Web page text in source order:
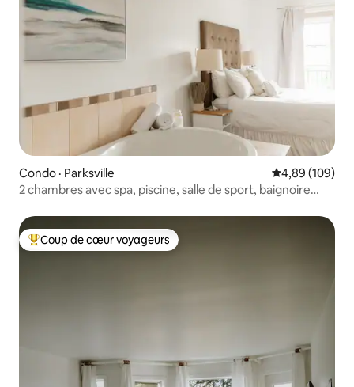
Condo · Parksville Note
4,89 (109)
2 chambres avec spa, piscine, salle de sport, baignoire
Coup de cœur voyageurs parmi les plus aimés
Coup de cœur voyageurs